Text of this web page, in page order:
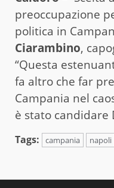
preoccupazione
politica in
Ciarambino,
“Questa
fa altro che far
Campania nel
è stato candidare
Tags: campania napoli